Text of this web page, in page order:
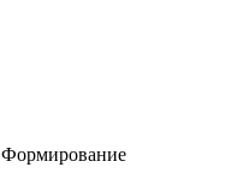
Формирование